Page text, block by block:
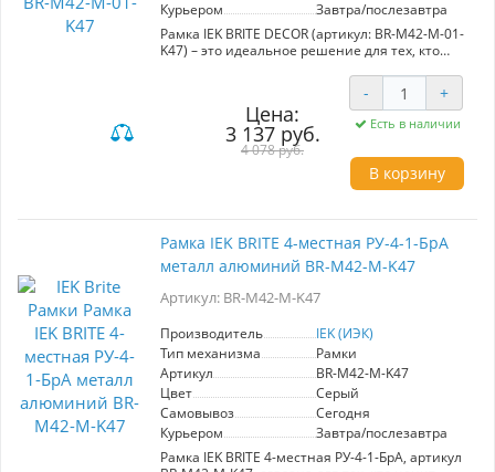
Курьером
Завтра/послезавтра
Рамка IEK BRITE DECOR (артикул: BR-M42-M-01-
K47) – это идеальное решение для тех, кто
электроустановочных изделиях.
Изготовленная из алюминиевого металла с
скругленными углами, эта 4-механизмная
рамка гармонично впишется как в
современный, так и в классический
интерьеры. Серия "BRITE" от IEK предлагает
сочетание высококачественных материалов и
привлекательной, но и долговечной в
разнообразие моделей помогут легко
подобрать нужный элемент для жилых и
единый стиль и функциональность. Выбирая
надежность, качество и современный подход к
оформлению пространства.
Цена:
3 137 руб.
4 078 руб.
- +
Есть в наличии
В корзину
Рамка IEK BRITE 4-местная РУ-4-1-БрА
металл алюминий BR-M42-M-K47
Артикул: BR-M42-M-K47
Производитель
IEK (ИЭК)
Тип механизма
Рамки
Артикул
BR-M42-M-K47
Цвет
Серый
Самовывоз
Сегодня
Курьером
Завтра/послезавтра
Рамка IEK BRITE 4-местная РУ-4-1-БрА, артикул